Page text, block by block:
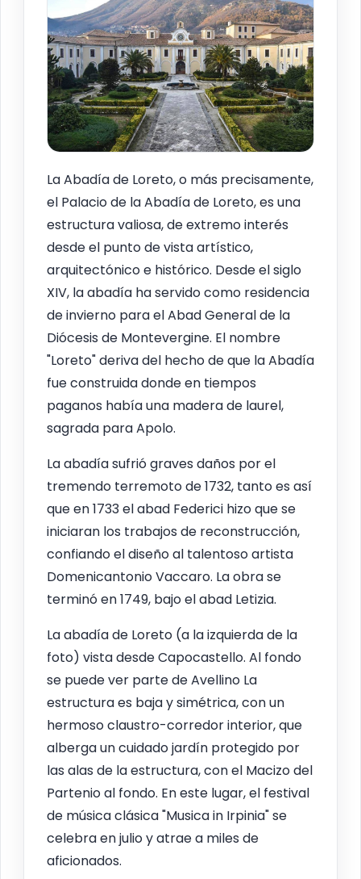
La Abadía de Loreto, o más precisamente,
el Palacio de la Abadía de Loreto, es una
estructura valiosa, de extremo interés
desde el punto de vista artístico,
arquitectónico e histórico. Desde el siglo
XIV, la abadía ha servido como residencia
de invierno para el Abad General de la
Diócesis de Montevergine. El nombre
"Loreto" deriva del hecho de que la Abadía
fue construida donde en tiempos
paganos había una madera de laurel,
sagrada para Apolo.
La abadía sufrió graves daños por el
tremendo terremoto de 1732, tanto es así
que en 1733 el abad Federici hizo que se
iniciaran los trabajos de reconstrucción,
confiando el diseño al talentoso artista
Domenicantonio Vaccaro. La obra se
terminó en 1749, bajo el abad Letizia.
La abadía de Loreto (a la izquierda de la
foto) vista desde Capocastello. Al fondo
se puede ver parte de Avellino La
estructura es baja y simétrica, con un
hermoso claustro-corredor interior, que
alberga un cuidado jardín protegido por
las alas de la estructura, con el Macizo del
Partenio al fondo. En este lugar, el festival
de música clásica "Musica in Irpinia" se
celebra en julio y atrae a miles de
aficionados.